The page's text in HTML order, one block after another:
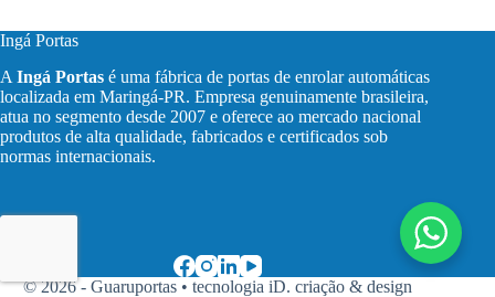
Ingá Portas
A Ingá Portas é uma fábrica de portas de enrolar automáticas
localizada em Maringá-PR. Empresa genuinamente brasileira,
atua no segmento desde 2007 e oferece ao mercado nacional
produtos de alta qualidade, fabricados e certificados sob
normas internacionais.
© 2026 - Guaruportas •tecnologia iD. criação & design